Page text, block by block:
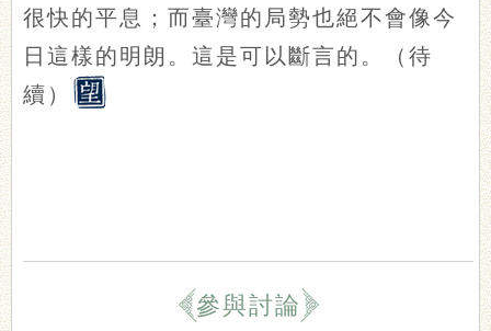
很快的平息；而臺灣的局勢也絕不會像今
日這樣的明朗。這是可以斷言的。（待
續）
參與討論